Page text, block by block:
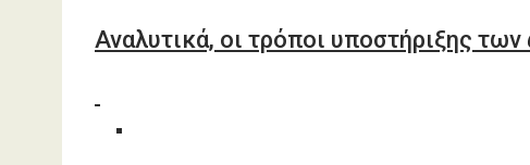
Αναλυτικά, οι τρόποι υποστήριξης των